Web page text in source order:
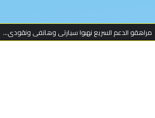
مراهقو الدعم السريع نهبوا سيارتي وهاتفي ونقودي...